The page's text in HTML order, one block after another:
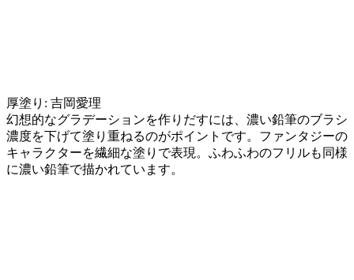
厚塗り: 吉岡愛理
幻想的なグラデーションを作りだすには、濃い鉛筆のブラシ
濃度を下げて塗り重ねるのがポイントです。ファンタジーの
キャラクターを繊細な塗りで表現。ふわふわのフリルも同様
に濃い鉛筆で描かれています。